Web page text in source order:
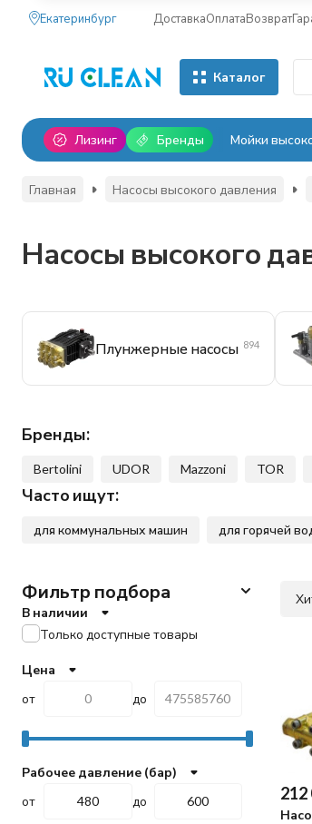
Екатеринбург ДоставкаОплатаВозврат
Каталог
Лизинг Бренды Мойки
Главная Насосы высокого давления
Насосы высокого
Плунжерные насосы 894
Бренды:
Bertolini UDOR Mazzoni TOR
Часто ищут:
для коммунальных машин для горячей
212
Фильтр подбора
В наличии
Только доступные товары
Цена
от
до
Рабочее давление (бар)
от
до